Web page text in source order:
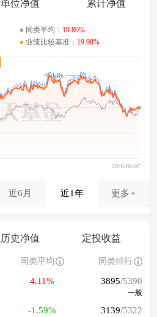
单位净值 累计净值
同类平均： 19.80%
业绩比较基准： 19.98%
45.14%
近6月 近1年 更多
历史净值 定投收益
同类平均 同类排行
4.11% 3895/5390
一般
-1.59% 3139/5322